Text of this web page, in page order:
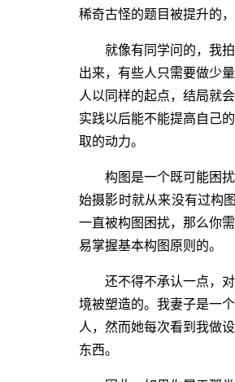
稀奇古怪的题目被提升的
就像有同学问的，我
出来，有些人只需要做少
人以同样的起点，结局就
实践以后能不能提高自己
取的动力。
构图是一个既可能困
始摄影时就从来没有过构
一直被构图困扰，那么你
易掌握基本构图原则的。
还不得不承认一点，
境被塑造的。我妻子是一
人，然而她每次看到我做
东西。